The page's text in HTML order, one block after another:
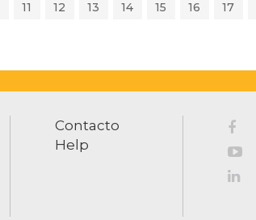
11 12 13 14 15 16 17
Contacto
Help